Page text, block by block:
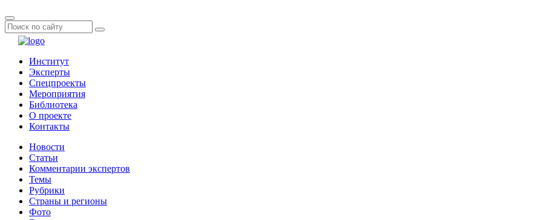
Институт
Эксперты
Спецпроекты
Мероприятия
Библиотека
О проекте
Контакты
Новости
Статьи
Комментарии экспертов
Темы
Рубрики
Страны и регионы
Фото